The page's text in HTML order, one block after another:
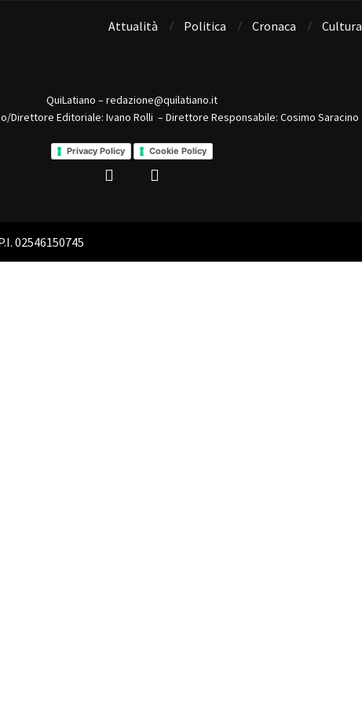
Attualità Politica Cronaca Cultura
QuiLatiano – redazione@quilatiano.it
Direttore Editoriale: Ivano Rolli – Direttore Responsabile: Cosimo Saracino
Privacy Policy Cookie Policy
02546150745